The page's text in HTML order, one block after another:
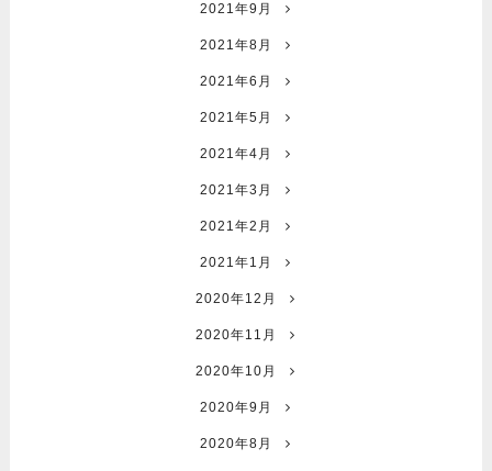
2021年9月
2021年8月
2021年6月
2021年5月
2021年4月
2021年3月
2021年2月
2021年1月
2020年12月
2020年11月
2020年10月
2020年9月
2020年8月